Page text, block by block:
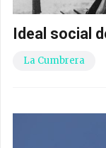
Ideal social
La Cumbrera